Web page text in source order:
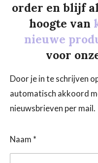
order en blijf
hoogte van
nieuwe
voor
Door je in te schrijven
automatisch akkoord
nieuwsbrieven per mail.
Naam *